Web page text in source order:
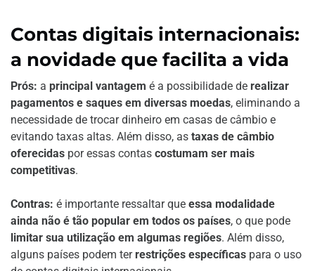
Contas digitais internacionais:
a novidade que facilita a vida
Prós: a principal vantagem é a possibilidade de realizar
pagamentos e saques em diversas moedas, eliminando a
necessidade de trocar dinheiro em casas de câmbio e
evitando taxas altas. Além disso, as taxas de câmbio
oferecidas por essas contas costumam ser mais
competitivas.
Contras: é importante ressaltar que essa modalidade
ainda não é tão popular em todos os países, o que pode
limitar sua utilização em algumas regiões. Além disso,
alguns países podem terrestrições específicas para o uso